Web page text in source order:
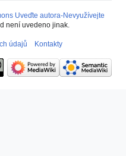
Uveďte autora-Nevyužívejte
není uvedeno jinak.
údajů Kontakty